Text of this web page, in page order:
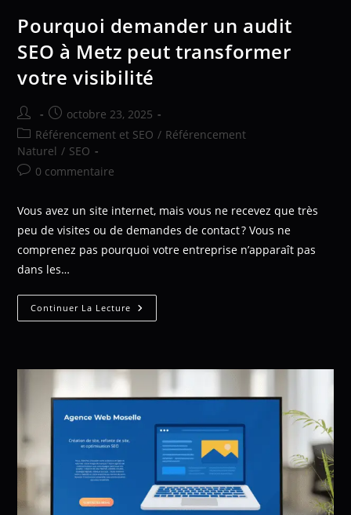
Pourquoi demander un audit
SEO à Metz peut transformer
votre visibilité
octobre 23, 2025
Référencement et SEO / Référencement
Naturel / SEO
0 commentaire
Vous avez un site internet, mais vous ne recevez que très
peu de visites ou de demandes de contact ? Vous ne
comprenez pas pourquoi votre entreprise n’apparaît pas
dans les…
Continuer La Lecture